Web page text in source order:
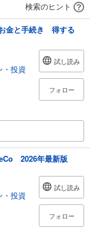
検索のヒント
金と手続き 得する
・投資
試し読み
フォロー
2026年最新版
・投資
試し読み
フォロー